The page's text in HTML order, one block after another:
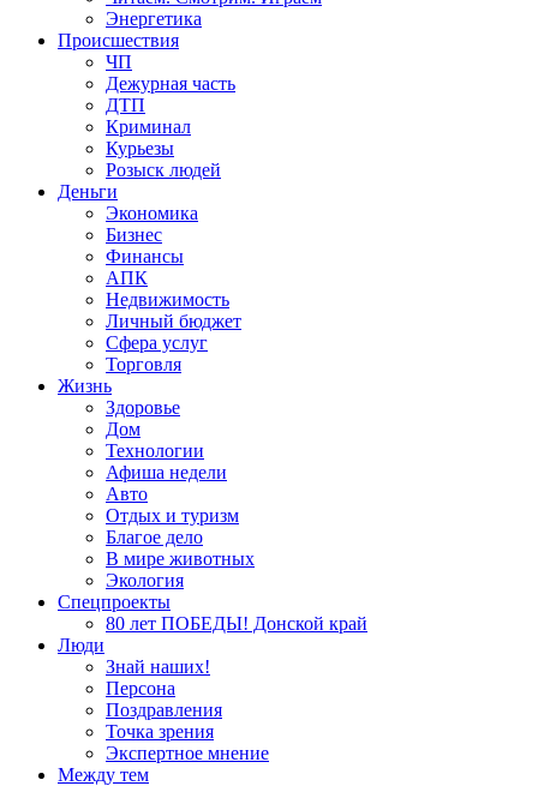
Энергетика
Происшествия
ЧП
Дежурная часть
ДТП
Криминал
Курьезы
Розыск людей
Деньги
Экономика
Бизнес
Финансы
АПК
Недвижимость
Личный бюджет
Сфера услуг
Торговля
Жизнь
Здоровье
Дом
Технологии
Афиша недели
Авто
Отдых и туризм
Благое дело
В мире животных
Экология
Спецпроекты
80 лет ПОБЕДЫ! Донской край
Люди
Знай наших!
Персона
Поздравления
Точка зрения
Экспертное мнение
Между тем